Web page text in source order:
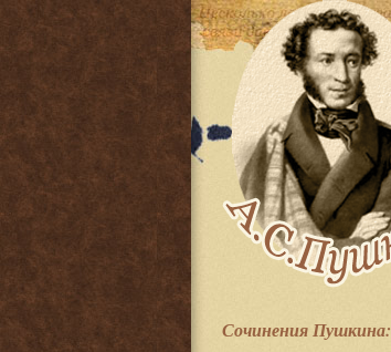
Сочинения Пушкина: